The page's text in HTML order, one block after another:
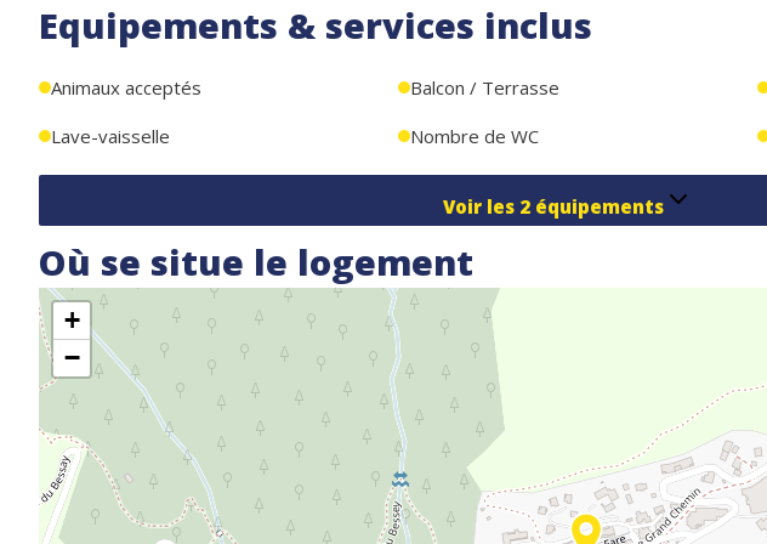
Equipements & services inclus
Animaux acceptés Balcon / Terrasse
Lave-vaisselle
Nombre de WC
Voir les 2 équipements
Où se situe le logement
+
−